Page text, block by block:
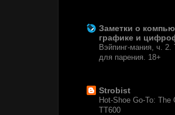
Заметки о
графике и
Вэйпинг-мания, ч. 2.
для парения. 18+
Strobist
Hot-Shoe Go-To: The
TT600